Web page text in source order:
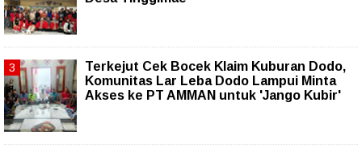
Terkejut Cek Bocek Klaim Kuburan Dodo,
Komunitas Lar Leba Dodo Lampui Minta
Akses ke PT AMMAN untuk 'Jango Kubir'